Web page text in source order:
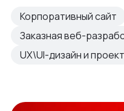
Корпоративный сайт
Заказная веб-
UX\UI-дизайн и